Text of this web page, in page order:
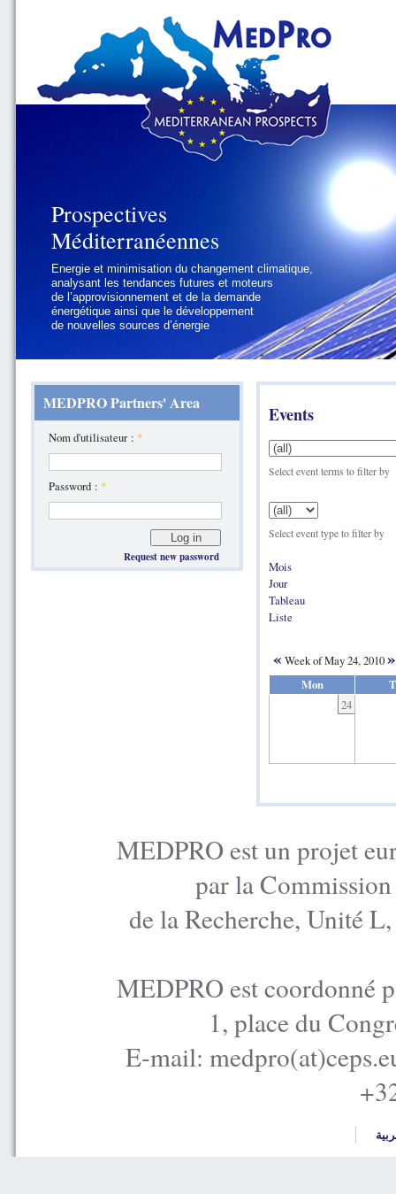
Prospectives
Méditerranéennes
Energie et minimisation du changement climatique,
analysant les tendances futures et moteurs
de l’approvisionnement et de la demande
énergétique ainsi que le développement
de nouvelles sources d’énergie
Prospectives
Méditerranéennes
Géopolitique et gouvernance, se focalisant sur les
défis politiques régionaux et internationaux
auxquels les pays méditerranéens
doivent faire face
MEDPRO Partners' Area
Nom d'utilisateur : *
Password : *
Request new password
Events
Select event terms to filter by
Select event type to filter by
Mois
Jour
Tableau
Liste
« Week of May 24, 2010»
Mon
24
MEDPRO est un projet
par la
de la Recherche, Unité
MEDPRO est coordonné
1, place du
E-mail: